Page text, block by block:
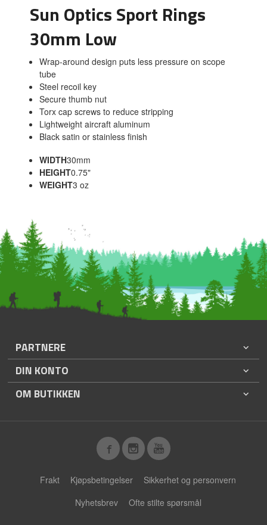
Sun Optics Sport Rings
30mm Low
Wrap-around design puts less pressure on scope
tube
Steel recoil key
Secure thumb nut
Torx cap screws to reduce stripping
Lightweight aircraft aluminum
Black satin or stainless finish
WIDTH30mm
HEIGHT0.75"
WEIGHT3 oz
PARTNERE
DIN KONTO
OM BUTIKKEN
Frakt Kjøpsbetingelser
Sikkerhet og personvern
Nyhetsbrev
Ofte stilte spørsmål